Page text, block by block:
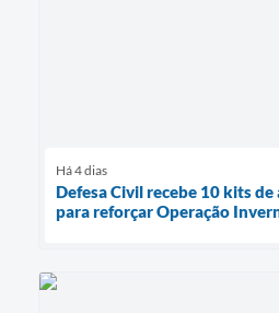
Há 4 dias
Defesa Civil recebe 10 kits
para reforçar Operação